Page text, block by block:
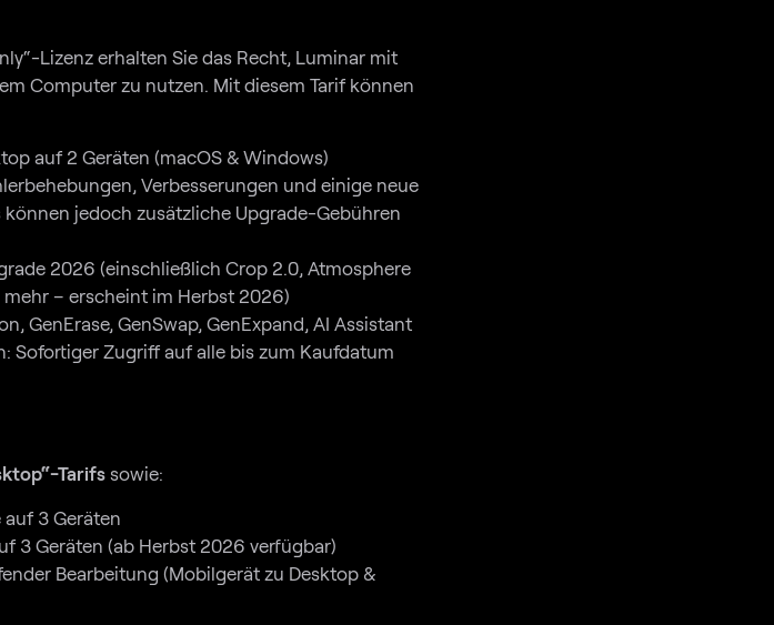
Lizenz erhalten Sie das Recht, Luminar mit
Computer zu nutzen. Mit diesem Tarif können
auf 2 Geräten (macOS & Windows)
Verbesserungen und einige neue
jedoch zusätzliche Upgrade-Gebühren
2026 (einschließlich Crop 2.0, Atmosphere
– erscheint im Herbst 2026)
GenErase, GenSwap, GenExpand, AI Assistant
Sofortiger Zugriff auf alle bis zum Kaufdatum
Tarifs sowie:
3 Geräten
3 Geräten (ab Herbst 2026 verfügbar)
Bearbeitung (Mobilgerät zu Desktop &